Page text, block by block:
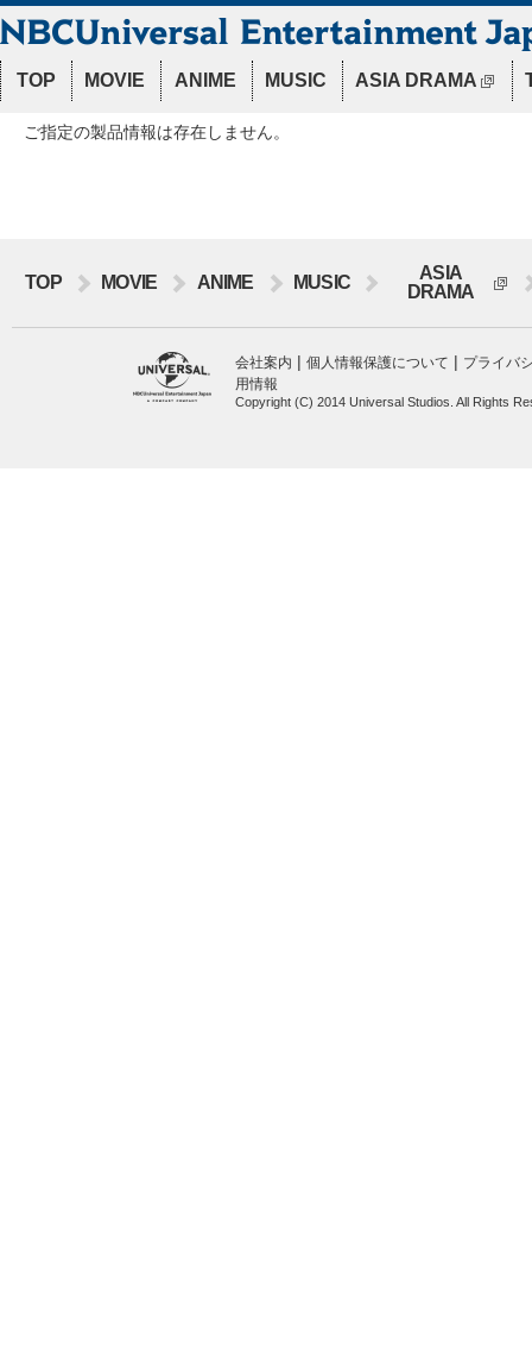
TOP MOVIE ANIME MUSIC ASIA DRAMA
ご指定の製品情報は存在しません。
TOP MOVIE ANIME MUSIC
ASIA
DRAMA
会社案内 | 個人情報保護について | プライバ
用情報
Copyright (C) 2014 Universal Studios. All Rights